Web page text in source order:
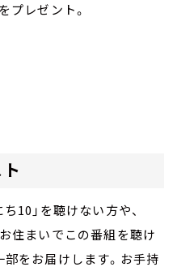
プレゼント。
10」を聴けない方や、
住まいでこの番組を聴け
部をお届けします。お手持